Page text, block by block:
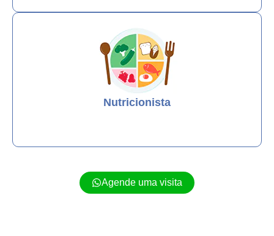
Nutricionista
Agende uma visita